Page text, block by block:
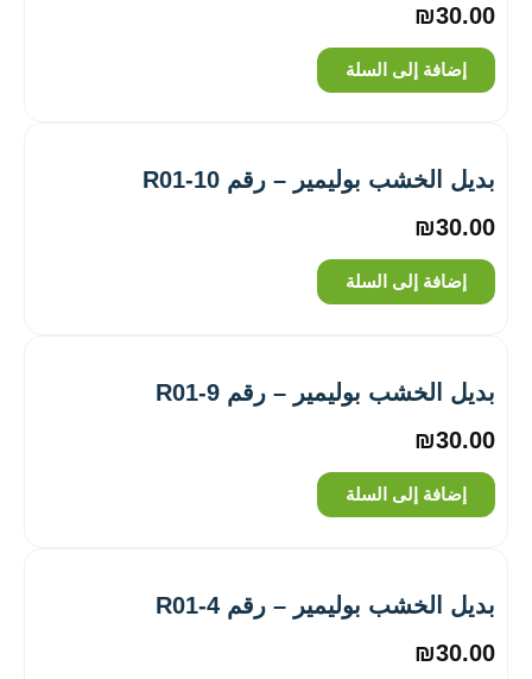
₪30.00
إضافة إلى السلة
بديل الخشب بوليمير – رقم R01-10
₪30.00
إضافة إلى السلة
بديل الخشب بوليمير – رقم R01-9
₪30.00
إضافة إلى السلة
بديل الخشب بوليمير – رقم R01-4
₪30.00